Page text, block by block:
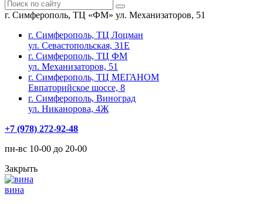
г. Симферополь, ТЦ «ФМ» ул. Механизаторов, 51
г. Симферополь, ТЦ Лоцман
ул. Севастопольская, 31Е
г. Симферополь, ТЦ ФМ
ул. Механизаторов, 51
г. Симферополь, ТЦ МЕГАНОМ
Евпаторийское шоссе, 8
г. Симферополь, Виноград
ул. Никанорова, 4Ж
+7 (978) 272-92-48
пн-вс 10-00 до 20-00
Закрыть
вина